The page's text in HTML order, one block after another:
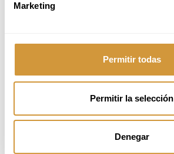
Marketing
Permitir todas
Permitir la selección
Denegar